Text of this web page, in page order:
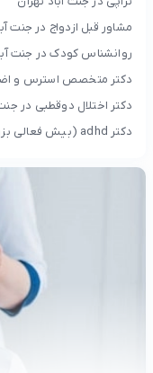
مشاور قبل ازدواج در جنت
روانشناس کودک در جنت
دکتر متخصص استرس و
دکتر اختلال دوقطبی در جنت
دکتر adhd (بیش فعالی بزرگسالان) در جنت آباد تهران